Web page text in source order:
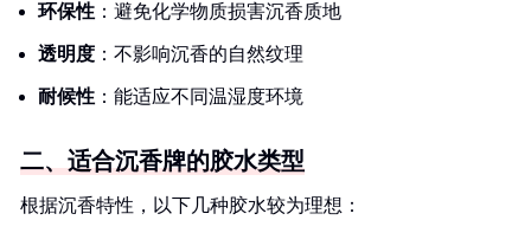
环保性 ：避免化学物质损害沉香质地
透明度 ：不影响沉香的自然纹理
耐候性 ：能适应不同温湿度环境
二、适合沉香牌的胶水类型
根据沉香特性，以下几种胶水较为理想：